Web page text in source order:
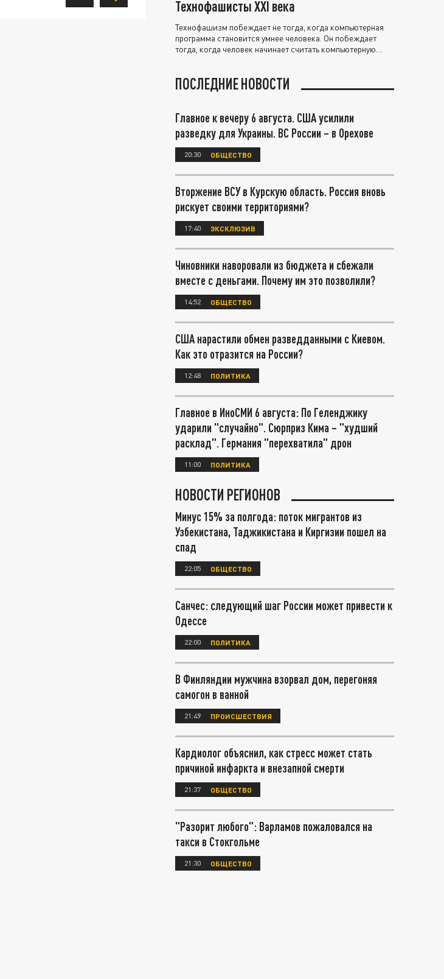
Технофашисты XXI века
Технофашизм побеждает не тогда, когда компьютерная
программа становится умнее человека. Он побеждает
тогда, когда человек начинает считать компьютерную
ПОСЛЕДНИЕ НОВОСТИ
Главное к вечеру 6 августа. США усилили
разведку для Украины. ВС России – в Орехове
20:30 ОБЩЕСТВО
Вторжение ВСУ в Курскую область. Россия вновь
рискует своими территориями?
17:40 ЭКСКЛЮЗИВ
Чиновники наворовали из бюджета и сбежали
вместе с деньгами. Почему им это позволили?
14:52 ОБЩЕСТВО
США нарастили обмен разведданными с Киевом.
Как это отразится на России?
12:48 ПОЛИТИКА
Главное в ИноСМИ 6 августа: По Геленджику
ударили "случайно". Сюрприз Кима – "худший
расклад". Германия "перехватила" дрон
11:00 ПОЛИТИКА
НОВОСТИ РЕГИОНОВ
Минус 15% за полгода: поток мигрантов из
Узбекистана, Таджикистана и Киргизии пошел на
спад
22:05 ОБЩЕСТВО
Санчес: следующий шаг России может привести к
Одессе
22:00 ПОЛИТИКА
В Финляндии мужчина взорвал дом, перегоняя
самогон в ванной
21:49 ПРОИСШЕСТВИЯ
Кардиолог объяснил, как стресс может стать
причиной инфаркта и внезапной смерти
21:37 ОБЩЕСТВО
"Разорит любого": Варламов пожаловался на
такси в Стокгольме
21:30 ОБЩЕСТВО